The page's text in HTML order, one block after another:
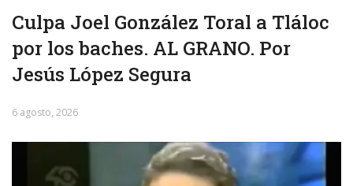
Culpa Joel González Toral a Tláloc
por los baches. AL GRANO. Por
Jesús López Segura
6 agosto, 2026